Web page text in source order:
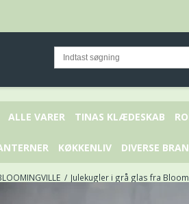
ALLE VARER TINAS KLÆDESKAB
KØKKENLIV DIVERSE
/ Julekugler i grå glas fra